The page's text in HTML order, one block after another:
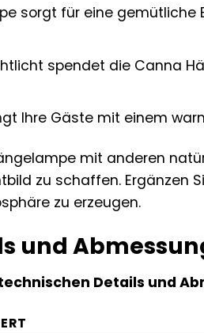
sorgt für eine
spendet die Canna
Ihre Gäste mit einem
mit anderen
zu schaffen. Ergänzen
zu erzeugen.
und
Details und